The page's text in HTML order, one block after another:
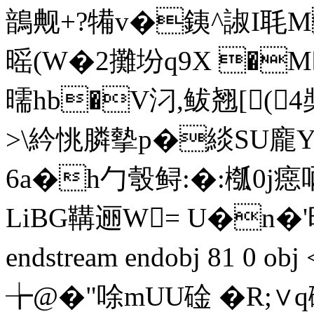
鶕觍+?犕 v�銕^諔I毦
暚(W�2攤坋q9X
曘hb�V汈,鲅翘[(4
>\紟恌膦摰p�緂SU龐
6a�h勹彀鲟:�:槬0j癋
LiBG鞲逦W=
endstream endobj 81 0 obj
╆@�"唋mUU碒 �R